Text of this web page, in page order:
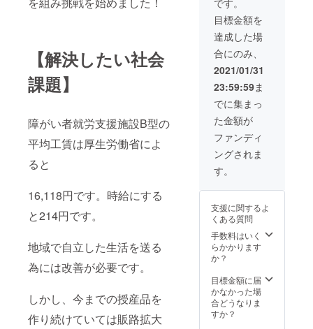
【解決したい社会
課題】
障がい者就労支援施設B型の
平均工賃は厚生労働省によ
ると
16,118円です。時給にする
と214円です。
地域で自立した生活を送る
為には改善が必要です。
しかし、今までの授産品を
作り続けていては販路拡大
げなく
空間に
溶け込
みま
刷など
の作業
施設に
て行い
援の一
助とな
ん環境
配慮
型。
です。
目標金額を
達成した場
合にのみ、
2021/01/31
23:59:59ま
でに集まっ
た金額が
ファンディ
ングされま
す。
支援に関するよ
くある質問
手数料はいく
らかかります
か？
目標金額に届
かなかった場
合どうなりま
すか？